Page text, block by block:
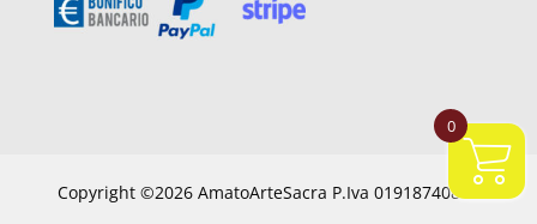
Copyright ©2026 AmatoArteSacra P.Iva 01918740844
0